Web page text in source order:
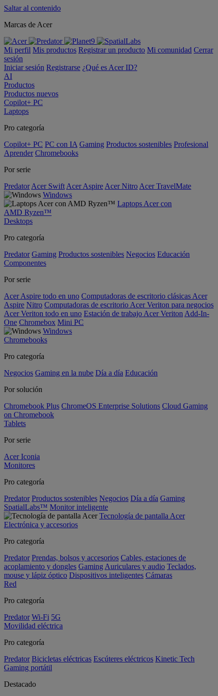
Saltar al contenido
Marcas de Acer
Mi perfil Mis productos Registrar un producto Mi comunidad Cerrar
sesión
Iniciar sesión Registrarse ¿Qué es Acer ID?
AI
Productos
Productos nuevos
Copilot+ PC
Laptops
Pro categoría
Copilot+ PC PC con IA Gaming Productos sostenibles Profesional
Aprender Chromebooks
Por serie
Predator Acer Swift Acer Aspire Acer Nitro Acer TravelMate
Windows
Laptops Acer con
AMD Ryzen™
Desktops
Pro categoría
Predator Gaming Productos sostenibles Negocios Educación
Componentes
Por serie
Acer Aspire todo en uno Computadoras de escritorio clásicas Acer
Aspire Nitro Computadoras de escritorio Acer Veriton para negocios
Acer Veriton todo en uno Estación de trabajo Acer Veriton Add-In-
One Chromebox Mini PC
Windows
Chromebooks
Pro categoría
Negocios Gaming en la nube Día a día Educación
Por solución
Chromebook Plus ChromeOS Enterprise Solutions Cloud Gaming
on Chromebook
Tablets
Por serie
Acer Iconia
Monitores
Pro categoría
Predator Productos sostenibles Negocios Día a día Gaming
SpatialLabs™ Monitor inteligente
Tecnología de pantalla Acer
Electrónica y accesorios
Pro categoría
Predator Prendas, bolsos y accesorios Cables, estaciones de
acoplamiento y dongles Gaming Auriculares y audio Teclados,
mouse y lápiz óptico Dispositivos inteligentes Cámaras
Red
Pro categoría
Predator Wi-Fi 5G
Movilidad eléctrica
Pro categoría
Predator Bicicletas eléctricas Escúteres eléctricos Kinetic Tech
Gaming portátil
Destacado